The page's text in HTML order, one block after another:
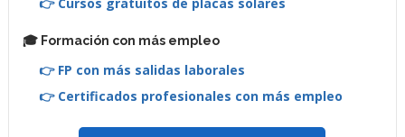
🎓 Formación con más empleo
👉 FP con más salidas laborales
👉 Certificados profesionales con más empleo